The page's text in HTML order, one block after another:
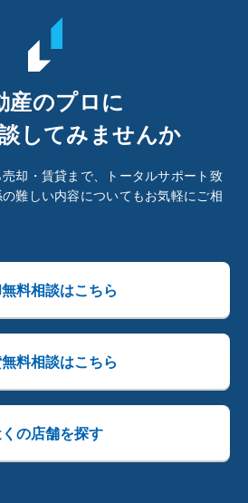
産のプロに
してみませんか
却・賃貸まで、トータルサポート致
難しい内容についてもお気軽にご相
料相談はこちら
料相談はこちら
の店舗を探す